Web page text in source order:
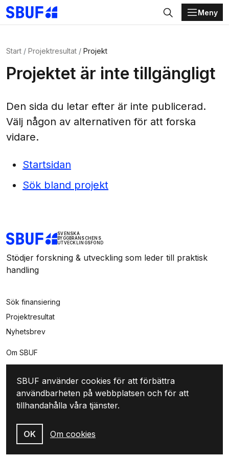
Gå direkt till huvudinnehållet
Sök
Meny
Start Projektresultat Projekt
Projektet är inte tillgängligt
Den sida du letar efter är inte publicerad.
Välj någon av alternativen för att forska
vidare.
Startsidan
Sök bland projekt
SVENSKA
BYGGBRANSCHENS
UTVECKLINGSFOND
Stödjer forskning & utveckling som leder till praktisk
handling
Sök finansiering
Projektresultat
Nyhetsbrev
Om SBUF
Kontakt
Integritet
Mina sidor
Skapa konto
SBUF använder cookies för att förbättra
användbarheten på webbplatsen och för att
tillhandahålla våra tjänster.
OK Om cookies